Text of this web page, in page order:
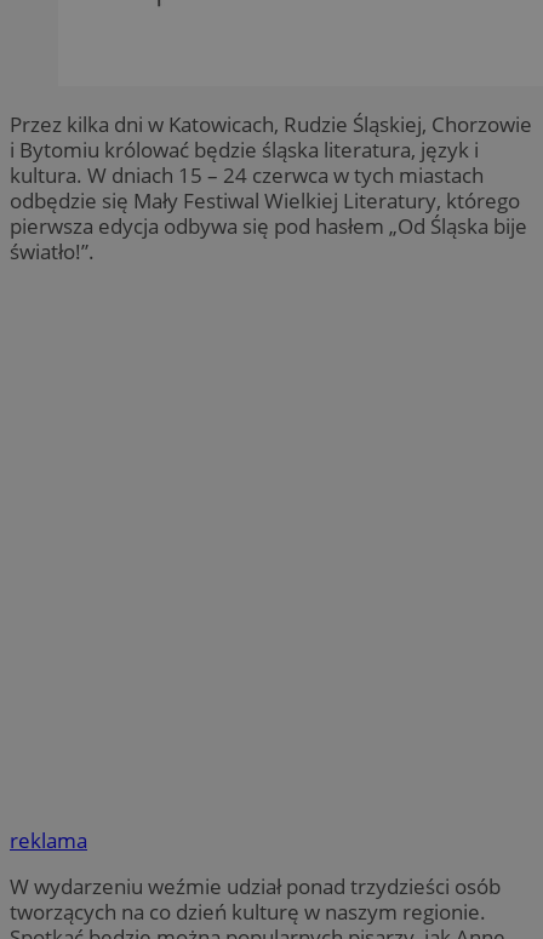
Przez kilka dni w Katowicach, Rudzie Śląskiej, Chorzowie
i Bytomiu królować będzie śląska literatura, język i
kultura. W dniach 15 – 24 czerwca w tych miastach
odbędzie się Mały Festiwal Wielkiej Literatury, którego
pierwsza edycja odbywa się pod hasłem „Od Śląska bije
światło!”.
reklama
W wydarzeniu weźmie udział ponad trzydzieści osób
tworzących na co dzień kulturę w naszym regionie.